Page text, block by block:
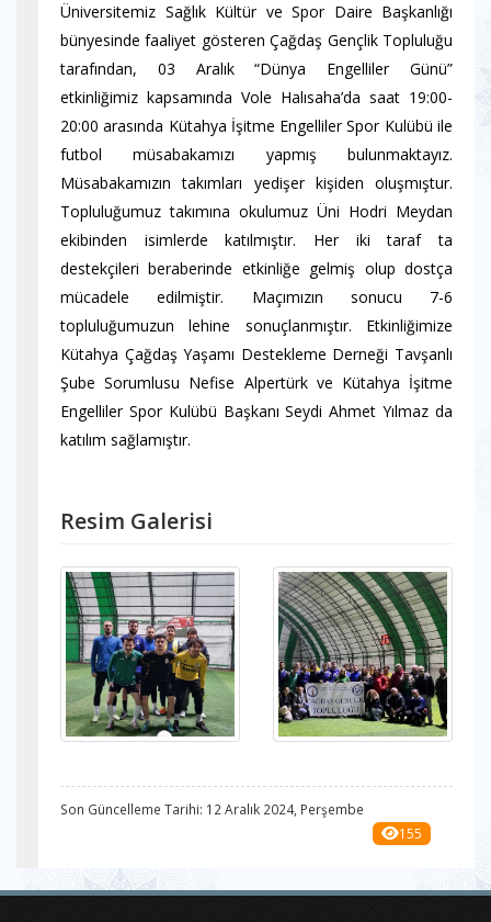
Üniversitemiz Sağlık Kültür ve Spor Daire Başkanlığı
bünyesinde faaliyet gösteren Çağdaş Gençlik Topluluğu
tarafından, 03 Aralık “Dünya Engelliler Günü”
etkinliğimiz kapsamında Vole Halısaha’da saat 19:00-
20:00 arasında Kütahya İşitme Engelliler Spor Kulübü ile
futbol müsabakamızı yapmış bulunmaktayız.
Müsabakamızın takımları yedişer kişiden oluşmıştur.
Topluluğumuz takımına okulumuz Üni Hodri Meydan
ekibinden isimlerde katılmıştır. Her iki taraf ta
destekçileri beraberinde etkinliğe gelmiş olup dostça
mücadele edilmiştir. Maçımızın sonucu 7-6
topluluğumuzun lehine sonuçlanmıştır. Etkinliğimize
Kütahya Çağdaş Yaşamı Destekleme Derneği Tavşanlı
Şube Sorumlusu Nefise Alpertürk ve Kütahya İşitme
Engelliler Spor Kulübü Başkanı Seydi Ahmet Yılmaz da
katılım sağlamıştır.
Resim Galerisi
Son Güncelleme Tarihi: 12 Aralık 2024, Perşembe
155